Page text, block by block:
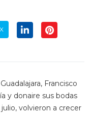
Francisco
y donaire sus bodas
volvieron a crecer